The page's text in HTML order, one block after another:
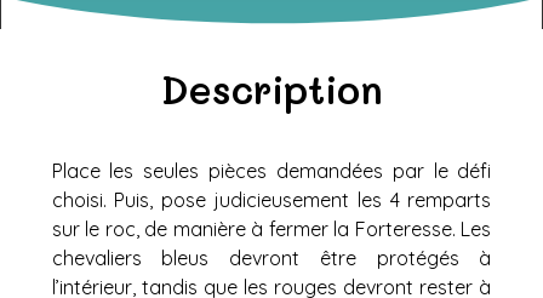
Description
Place les seules pièces demandées par le défi
choisi. Puis, pose judicieusement les 4 remparts
sur le roc, de manière à fermer la Forteresse. Les
chevaliers bleus devront être protégés à
l’intérieur, tandis que les rouges devront rester à